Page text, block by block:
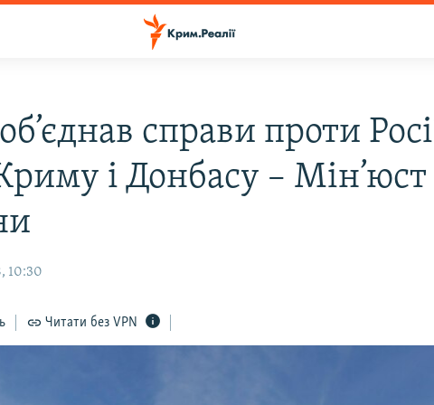
справи проти
і Донбасу – Мін’юст
10:30
Читати без VPN